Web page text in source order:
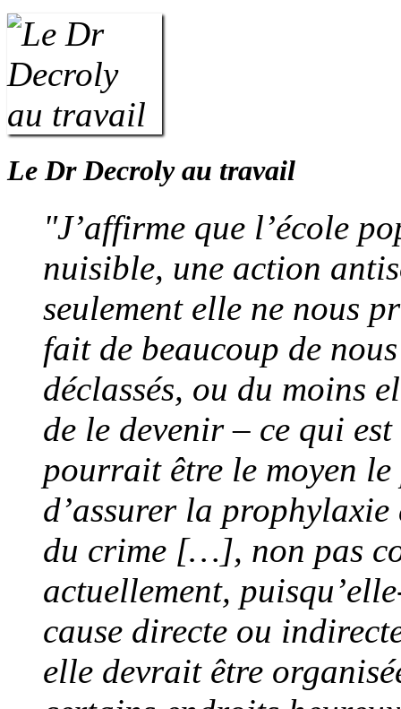
Le Dr Decroly au travail
"J’affirme que l’école
nuisible, une action
seulement elle ne nous
fait de beaucoup de
déclassés, ou du moins
de le devenir – ce qui
pourrait être le moyen
d’assurer la prophylaxie
du crime […], non pas
actuellement,
cause directe ou
elle devrait être